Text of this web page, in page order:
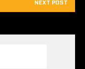
NEXT POST